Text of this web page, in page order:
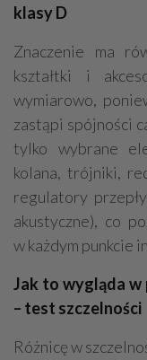
klasy D
Znaczenie ma
kształtki i
wymiarowo,
zastąpi spójności
tylko wybrane
kolana, trójniki,
regulatory
akustyczne), co
w każdym punkcie
Jak to wygląda w
– test szczelności
Różnicę w